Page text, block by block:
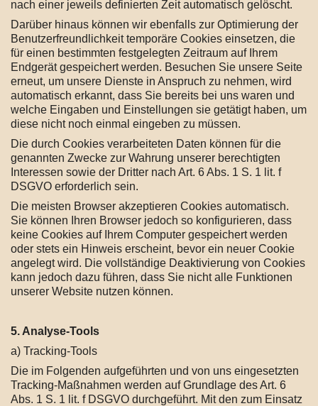
nach einer jeweils definierten Zeit automatisch gelöscht.
Darüber hinaus können wir ebenfalls zur Optimierung der
Benutzerfreundlichkeit temporäre Cookies einsetzen, die
für einen bestimmten festgelegten Zeitraum auf Ihrem
Endgerät gespeichert werden. Besuchen Sie unsere Seite
erneut, um unsere Dienste in Anspruch zu nehmen, wird
automatisch erkannt, dass Sie bereits bei uns waren und
welche Eingaben und Einstellungen sie getätigt haben, um
diese nicht noch einmal eingeben zu müssen.
Die durch Cookies verarbeiteten Daten können für die
genannten Zwecke zur Wahrung unserer berechtigten
Interessen sowie der Dritter nach Art. 6 Abs. 1 S. 1 lit. f
DSGVO erforderlich sein.
Die meisten Browser akzeptieren Cookies automatisch.
Sie können Ihren Browser jedoch so konfigurieren, dass
keine Cookies auf Ihrem Computer gespeichert werden
oder stets ein Hinweis erscheint, bevor ein neuer Cookie
angelegt wird. Die vollständige Deaktivierung von Cookies
kann jedoch dazu führen, dass Sie nicht alle Funktionen
unserer Website nutzen können.
5. Analyse-Tools
a) Tracking-Tools
Die im Folgenden aufgeführten und von uns eingesetzten
Tracking-Maßnahmen werden auf Grundlage des Art. 6
Abs. 1 S. 1 lit. f DSGVO durchgeführt. Mit den zum Einsatz